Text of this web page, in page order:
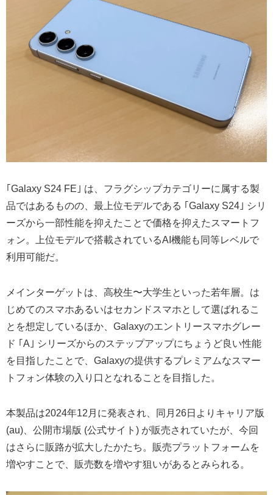
｢Galaxy S24 FE｣ は、フラグシップカテゴリーに属する製
品ではあるものの、最上位モデルである ｢Galaxy S24｣ シリ
ーズから一部性能を抑えたことで価格を抑えたスマートフ
ォン。上位モデルで搭載されているAI機能も同等レベルで
利用可能だ。
メインターゲットは、高校生〜大学生といった若年層。は
じめてのスマホあるいはセカンドスマホとして選ばれるこ
とを想定しているほか、Galaxyのエントリースマホグレー
ド ｢A｣ シリーズからのステップアップにちょうど良い性能
を目指したことで、Galaxyの提供するプレミアムなスマー
トフォン体験の入り口となれることを目指した。
本製品は2024年12月に発表され、同月26日よりキャリア版
(au)、公開市場版 (公式サイト) が販売されていたが、今回
はさらに販路が拡大したかたち。販売プラットフォームを
増やすことで、販売数を増やす狙いがあるとみられる。